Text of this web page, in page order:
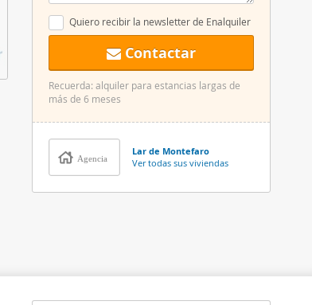
Quiero recibir la newsletter de Enalquiler
Contactar
Recuerda: alquiler para estancias largas de
más de 6 meses
Agencia
Lar de Montefaro
Ver todas sus viviendas